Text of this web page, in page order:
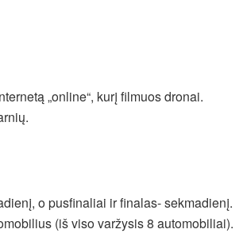
„online“, kurį filmuos dronai.
o pusfinaliai ir finalas- sekmadienį.
(iš viso varžysis 8 automobiliai).